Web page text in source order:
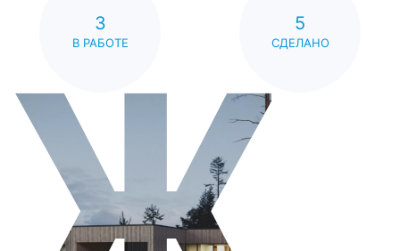
3
В РАБОТЕ
5
СДЕЛАНО